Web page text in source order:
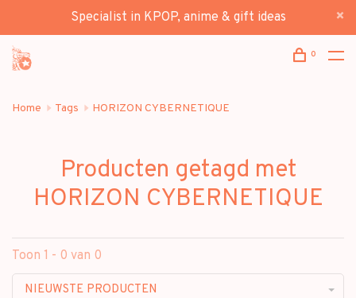
Specialist in KPOP, anime & gift ideas
0
Home Tags HORIZON CYBERNETIQUE
Producten getagd met
HORIZON CYBERNETIQUE
Toon 1 - 0 van 0
NIEUWSTE PRODUCTEN